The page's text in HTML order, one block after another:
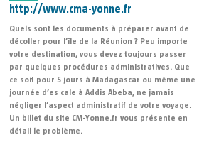
http://www.cma-yonne.fr
Quels sont les documents à préparer avant de
décoller pour l’île de la Réunion ? Peu importe
votre destination, vous devez toujours passer
par quelques procédures administratives. Que
ce soit pour 5 jours à Madagascar ou même une
journée d’es cale à Addis Abeba, ne jamais
négliger l’aspect administratif de votre voyage.
Un billet du site CM-Yonne.fr vous présente en
détail le problème.